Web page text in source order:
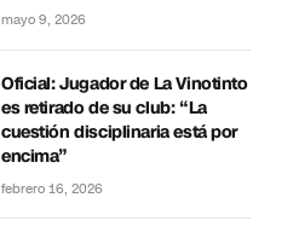
mayo 9, 2026
Oficial: Jugador de La Vinotinto
es retirado de su club: “La
cuestión disciplinaria está por
encima”
febrero 16, 2026